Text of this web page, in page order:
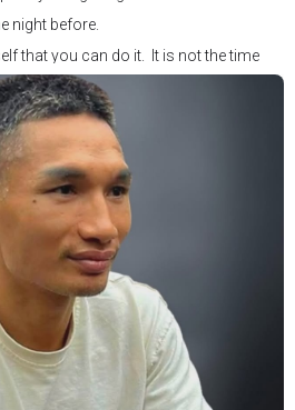
night before.
that you can do it. It is not the time
are on the world stage for a world
that everyone is watching.
but its not okay to hesitate. When you
clear.
It's about ensuring the safety and the
their lives in the ring. At the end,
the Referee training seminar
it for the love and respect of the